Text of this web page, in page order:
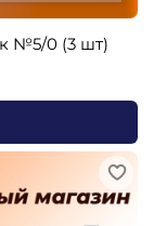
№5/0 (3 шт)